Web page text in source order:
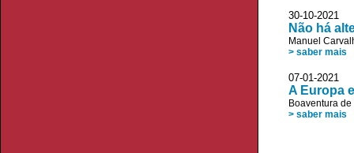
30-10-2021
Não há
Manuel
> saber mais
07-01-
A Europa
Boaventura
> saber mais